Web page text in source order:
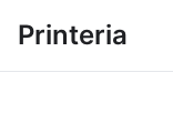
Printeria